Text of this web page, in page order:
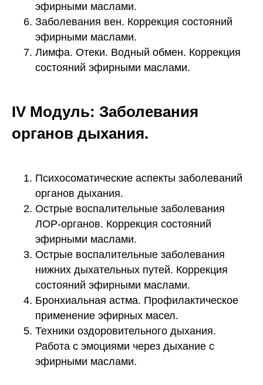
эфирными маслами.
Заболевания вен. Коррекция состояний
эфирными маслами.
Лимфа. Отеки. Водный обмен. Коррекция
состояний эфирными маслами.
IV Модуль: Заболевания
органов дыхания.
Психосоматические аспекты заболеваний
органов дыхания.
Острые воспалительные заболевания
ЛОР-органов. Коррекция состояний
эфирными маслами.
Острые воспалительные заболевания
нижних дыхательных путей. Коррекция
состояний эфирными маслами.
Бронхиальная астма. Профилактическое
применение эфирных масел.
Техники оздоровительного дыхания.
Работа с эмоциями через дыхание с
эфирными маслами.